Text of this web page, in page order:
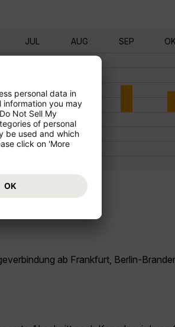
JUL AUG SEP
ab Frankfurt, Berlin-